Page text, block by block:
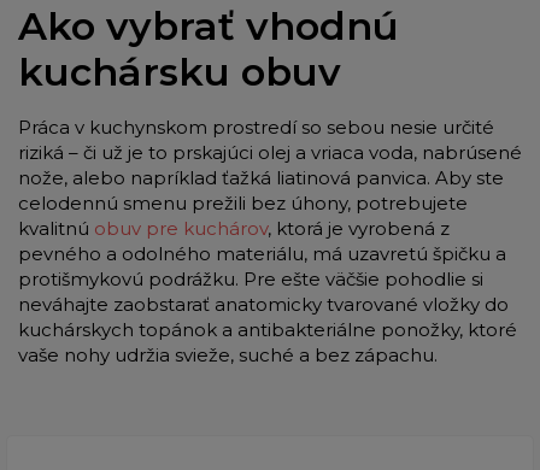
Ako vybrať vhodnú
kuchársku obuv
Práca v kuchynskom prostredí so sebou nesie určité
riziká – či už je to prskajúci olej a vriaca voda, nabrúsené
nože, alebo napríklad ťažká liatinová panvica. Aby ste
celodennú smenu prežili bez úhony, potrebujete
kvalitnú obuv pre kuchárov, ktorá je vyrobená z
pevného a odolného materiálu, má uzavretú špičku a
protišmykovú podrážku. Pre ešte väčšie pohodlie si
neváhajte zaobstarať anatomicky tvarované vložky do
kuchárskych topánok a antibakteriálne ponožky, ktoré
vaše nohy udržia svieže, suché a bez zápachu.